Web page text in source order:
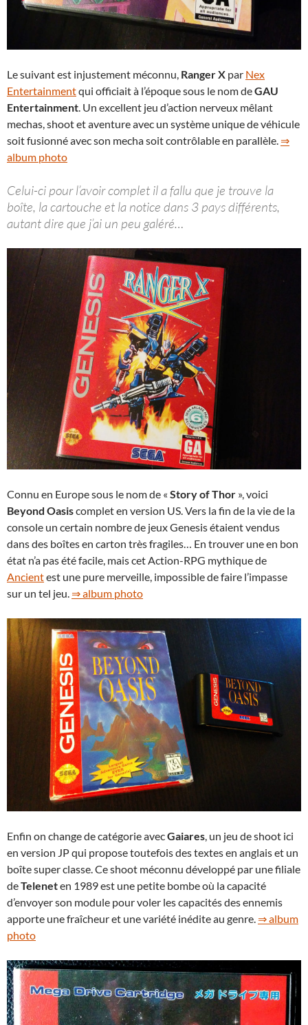
Le suivant est injustement méconnu, Ranger X par Nex
Entertainmentqui officiait à l’époque sous le nom deGAU
Entertainment. Un excellent jeu d’action nerveux mêlant
mechas, shoot et aventure avec un système unique de véhicule
soit fusionné avec son mecha soit contrôlable en parallèle. ⇒
album photo
Celui-ci pour l’avoir complet il a fallu que je trouve la
boîte, la cartouche et la notice dans 3 pays différents,
autant dire que j’ai un peu galéré…
Connu en Europe sous le nom de « Story of Thor », voici
Beyond Oasiscomplet en version US. Vers la fin de la vie de la
console un certain nombre de jeux Genesis étaient vendus
dans des boîtes en carton très fragiles… En trouver une en bon
état n’a pas été facile, mais cet Action-RPG mythique de
Ancientest une pure merveille, impossible de faire l’impasse
sur un tel jeu. ⇒ album photo
Enfin on change de catégorie avecGaiares, un jeu de shoot ici
en version JP qui propose toutefois des textes en anglais et un
boîte super classe. Ce shoot méconnu développé par une filiale
deTeleneten 1989 est une petite bombe où la capacité
d’envoyer son module pour voler les capacités des ennemis
apporte une fraîcheur et une variété inédite au genre. ⇒ album
photo